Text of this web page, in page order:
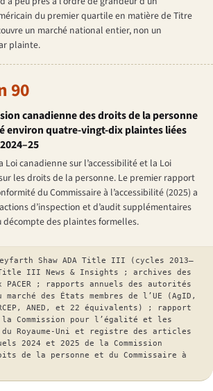
du premier quartile en matière de Titre
un marché national entier, non un
plainte.
90
canadienne des droits de la personne
environ quatre-vingt-dix plaintes liées
Loi canadienne sur l’accessibilité et la Loi
les droits de la personne. Le premier rapport
du Commissaire à l’accessibilité (2025) a
d’inspection et d’audit supplémentaires
décompte des plaintes formelles.
Shaw ADA Title III (cycles 2013–
III News & Insights ; archives des
PACER ; rapports annuels des autorités
des États membres de l’UE (AgID,
ANED, et 22 équivalents) ; rapport
la Commission pour l’égalité et les
du Royaume-Uni et registre des articles
2024 et 2025 de la Commission
de la personne et du Commissaire à